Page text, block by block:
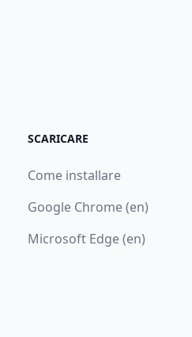
SCARICARE
Come installare
Google Chrome (en)
Microsoft Edge (en)